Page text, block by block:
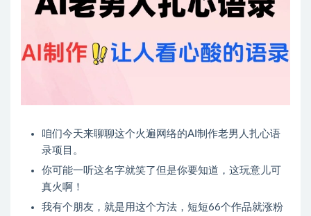
咱们今天来聊聊这个火遍网络的AI制作老男人扎心语
录项目。
你可能一听这名字就笑了但是你要知道，这玩意儿可
真火啊！
我有个朋友，就是用这个方法，短短66个作品就涨粉